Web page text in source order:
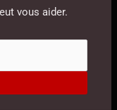
vous aider.